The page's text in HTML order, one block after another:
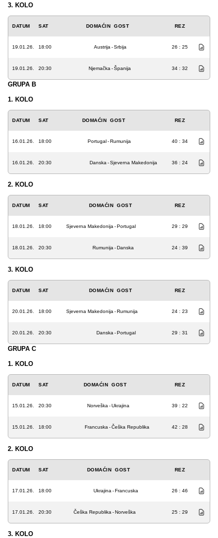
3. KOLO
DATUM SAT DOMAĆIN GOST REZ
19.01.26. 18:00 Austrija -Srbija 26 : 25
19.01.26. 20:30 Njemačka -Španija 34 : 32
GRUPA B
1. KOLO
DATUM SAT DOMAĆIN GOST REZ
16.01.26. 18:00 Portugal-Rumunija 40 : 34
16.01.26. 20:30 Danska -Sjeverna Makedonija 36 : 24
2. KOLO
DATUM SAT DOMAĆIN GOST REZ
18.01.26. 18:00 Sjeverna Makedonija -Portugal 29 : 29
18.01.26. 20:30 Rumunija -Danska 24 : 39
3. KOLO
DATUM SAT DOMAĆIN GOST REZ
20.01.26. 18:00 Sjeverna Makedonija -Rumunija 24 : 23
20.01.26. 20:30 Danska -Portugal 29 : 31
GRUPA C
1. KOLO
DATUM SAT DOMAĆIN GOST REZ
15.01.26. 20:30 Norveška -Ukrajina 39 : 22
15.01.26. 18:00 Francuska -Češka Republika 42 : 28
2. KOLO
DATUM SAT DOMAĆIN GOST REZ
17.01.26. 18:00 Ukrajina -Francuska 26 : 46
17.01.26. 20:30 Češka Republika -Norveška 25 : 29
3. KOLO